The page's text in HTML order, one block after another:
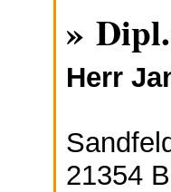
»
Herr
21354